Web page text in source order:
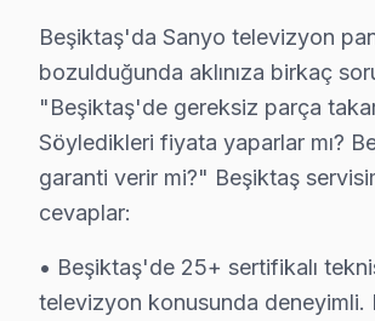
Beşiktaş'da Sanyo televizyon
bozulduğunda aklınıza birkaç
"Beşiktaş'de gereksiz parça takar
Söyledikleri fiyata yaparlar mı?
garanti verir mi?" Beşiktaş
cevaplar:
• Beşiktaş'de 25+ sertifikalı
televizyon konusunda deneyimli.